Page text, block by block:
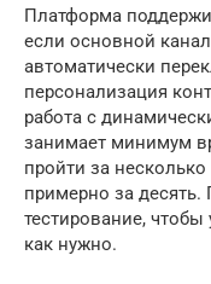
Платформа
если основной
автоматически
персонализация
работа с
занимает минимум
пройти за
примерно за
тестирование, чтобы
как нужно.